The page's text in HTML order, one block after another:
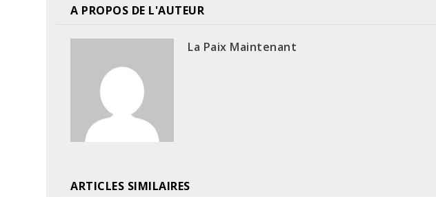
A PROPOS DE L'AUTEUR
La Paix Maintenant
ARTICLES SIMILAIRES